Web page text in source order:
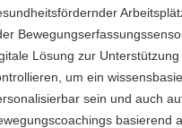
Lösung zur
um ein
sein und auch
basierend